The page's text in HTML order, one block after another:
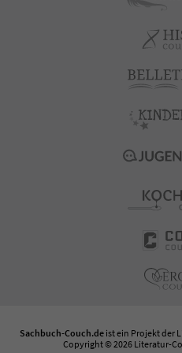
Sachbuch-Couch.de ist ein Projekt der
Copyright © 2026 Literatur-